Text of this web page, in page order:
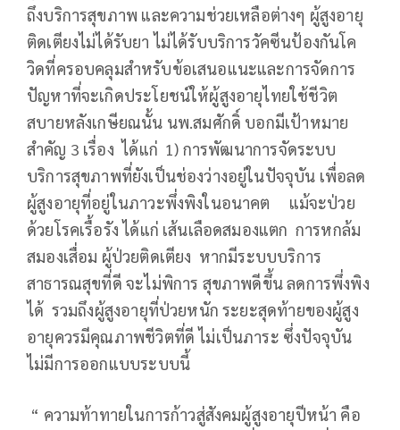
ถึงบริการสุขภาพ และความช่วยเหลือต่างๆ ผู้สูงอายุ
ติดเตียงไม่ได้รับยา ไม่ได้รับบริการวัคซีนป้องกันโค
วิดที่ครอบคลุมสำหรับข้อเสนอแนะและการจัดการ
ปัญหาที่จะเกิดประโยชน์ให้ผู้สูงอายุไทยใช้ชีวิต
สบายหลังเกษียณนั้น นพ.สมศักดิ์ บอกมีเป้าหมาย
สำคัญ 3 เรื่อง ได้แก่ 1) การพัฒนาการจัดระบบ
บริการสุขภาพที่ยังเป็นช่องว่างอยู่ในปัจจุบัน เพื่อลด
ผู้สูงอายุที่อยู่ในภาวะพึ่งพิงในอนาคต แม้จะป่วย
ด้วยโรคเรื้อรัง ได้แก่ เส้นเลือดสมองแตก การหกล้ม
สมองเสื่อม ผู้ป่วยติดเตียง หากมีระบบบริการ
สาธารณสุขที่ดี จะไม่พิการ สุขภาพดีขึ้น ลดการพึ่งพิง
ได้ รวมถึงผู้สูงอายุที่ป่วยหนัก ระยะสุดท้ายของผู้สูง
อายุควรมีคุณภาพชีวิตที่ดี ไม่เป็นภาระ ซึ่งปัจจุบัน
ไม่มีการออกแบบระบบนี้
“ ความท้าทายในการก้าวสู่สังคมผู้สูงอายุปีหน้า คือ